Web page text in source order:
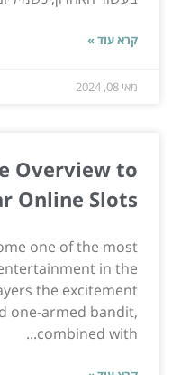
קרא עוד »
מאי 08, 2024
Overview to
Online Slots
one of the most
in the
the excitement
one-armed bandit,
combined with...